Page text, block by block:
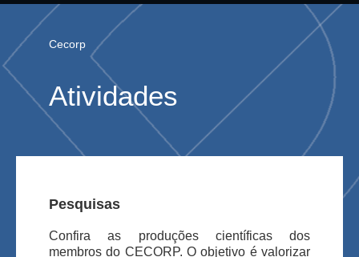
Cecorp
Atividades
Pesquisas
Confira as produções científicas dos
membros do CECORP. O objetivo é valorizar